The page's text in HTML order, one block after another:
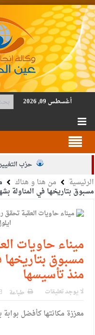
أغسطس 09, 2026
حزب
الجيش يفتح باب
بيان اجتماع عمّان:دعم
الأمن يتلف 16 مليون حبة كبتاجون و1480 كغم مواد مخدرة
القاضي يلتقي رؤساء
النواب
دعوة المكلفين بخدمة
الرئيسية من هنا و هناك
مسبوق بتاريخها في المناولة
ميناء حاويات
مسبوق بتاريخها
منذ تأسيسها
لا يوجد تعليقات طباعة
معززة مكانتها كأفضل